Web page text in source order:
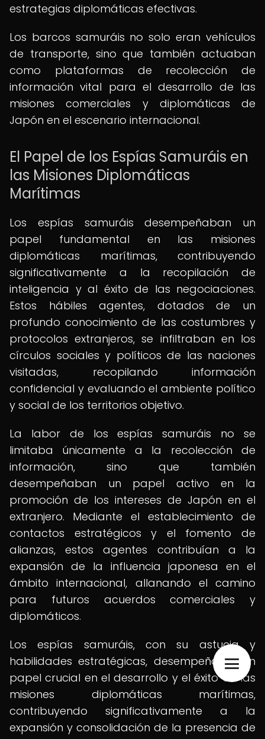
estrategias diplomáticas efectivas.
Los barcos samuráis no solo eran vehículos
de transporte, sino que también actuaban
como plataformas de recolección de
información vital para el desarrollo de las
misiones comerciales y diplomáticas de
Japón en el escenario internacional.
El Papel de los Espías Samuráis en
las Misiones Diplomáticas
Marítimas
Los espías samuráis desempeñaban un
papel fundamental en las misiones
diplomáticas marítimas, contribuyendo
significativamente a la recopilación de
inteligencia y al éxito de las negociaciones.
Estos hábiles agentes, dotados de un
profundo conocimiento de las costumbres y
protocolos extranjeros, se infiltraban en los
círculos sociales y políticos de las naciones
visitadas, recopilando información
confidencial y evaluando el ambiente político
y social de los territorios objetivo.
La labor de los espías samuráis no se
limitaba únicamente a la recolección de
información, sino que también
desempeñaban un papel activo en la
promoción de los intereses de Japón en el
extranjero. Mediante el establecimiento de
contactos estratégicos y el fomento de
alianzas, estos agentes contribuían a la
expansión de la influencia japonesa en el
ámbito internacional, allanando el camino
para futuros acuerdos comerciales y
diplomáticos.
Los espías samuráis, con su astucia y
habilidades estratégicas, desempeñaron un
papel crucial en el desarrollo y el éxito de las
misiones diplomáticas marítimas,
contribuyendo significativamente a la
expansión y consolidación de la presencia de